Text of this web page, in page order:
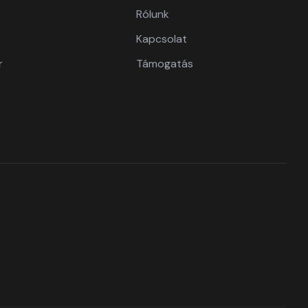
Rólunk
Kapcsolat
Támogatás